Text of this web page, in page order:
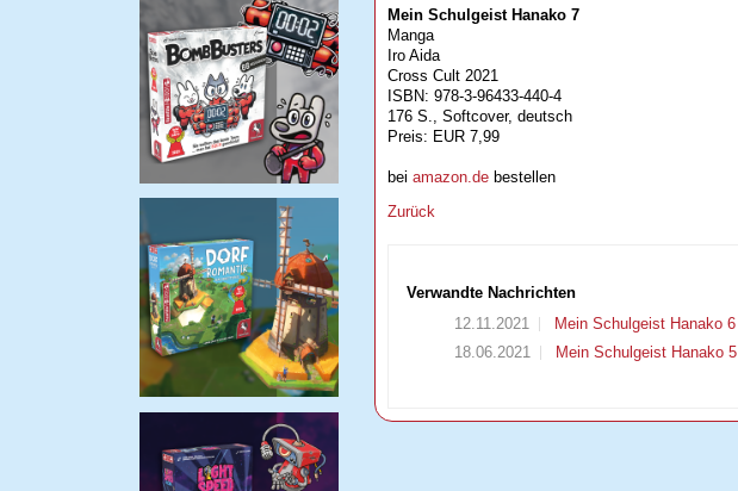
Mein Schulgeist Hanako 7
Manga
Iro Aida
Cross Cult 2021
ISBN: 978-3-96433-440-4
176 S., Softcover, deutsch
Preis: EUR 7,99
bei amazon.de bestellen
Zurück
Verwandte Nachrichten
12.11.2021
Mein Schulgeist Hanako 6
18.06.2021
Mein Schulgeist Hanako 5